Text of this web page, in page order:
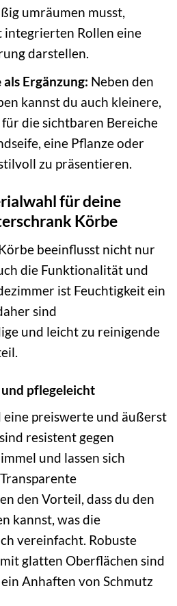
umräumen musst,
integrierten Rollen eine
darstellen.
Ergänzung: Neben den
kannst du auch kleinere,
die sichtbaren Bereiche
eine Pflanze oder
zu präsentieren.
für deine
Körbe
beeinflusst nicht nur
die Funktionalität und
ist Feuchtigkeit ein
sind
und leicht zu reinigende
pflegeleicht
preiswerte und äußerst
resistent gegen
und lassen sich
den Vorteil, dass du den
kannst, was die
vereinfacht. Robuste
glatten Oberflächen sind
Anhaften von Schmutz